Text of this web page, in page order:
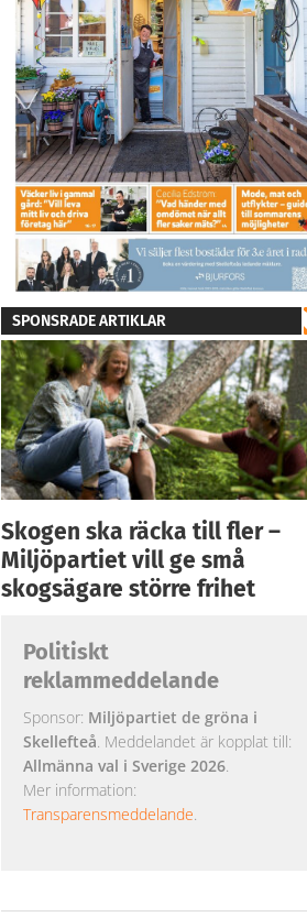
SPONSRADE ARTIKLAR
Skogen ska räcka till fler –
Miljöpartiet vill ge små
skogsägare större frihet
Politiskt
reklammeddelande
Sponsor: Miljöpartiet de gröna i
Skellefteå. Meddelandet är kopplat till:
Allmänna val i Sverige 2026.
Mer information:
Transparensmeddelande.